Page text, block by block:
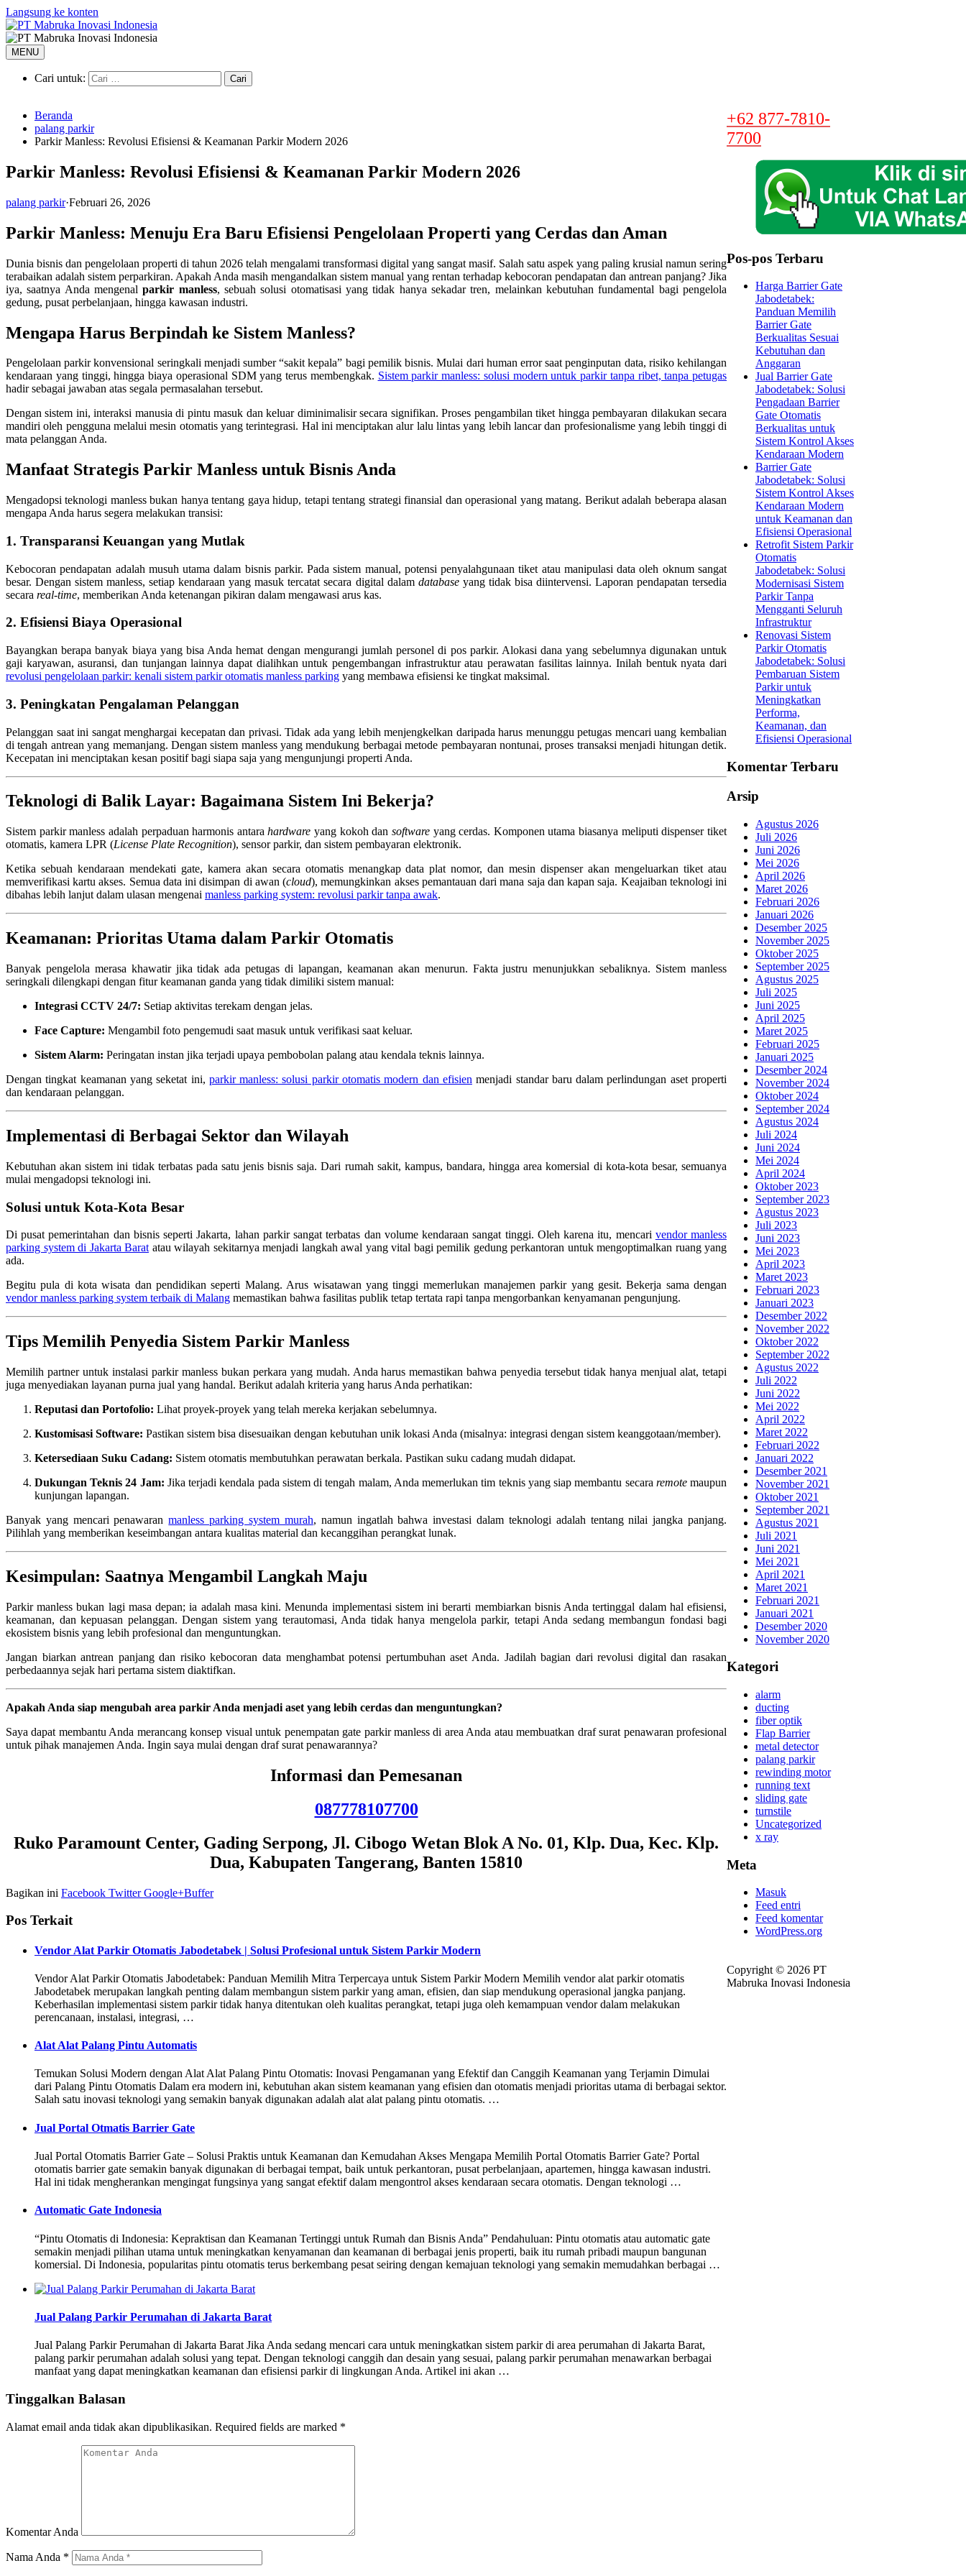
Langsung ke konten
MENU
Cari untuk:
Beranda
palang parkir
Parkir Manless: Revolusi Efisiensi & Keamanan Parkir Modern 2026
Parkir Manless: Revolusi Efisiensi & Keamanan Parkir Modern 2026
palang parkir·Februari 26, 2026
Parkir Manless: Menuju Era Baru Efisiensi Pengelolaan Properti yang Cerdas dan Aman
Dunia bisnis dan pengelolaan properti di tahun 2026 telah mengalami transformasi digital yang sangat masif. Salah satu aspek yang paling krusial namun sering
terabaikan adalah sistem perparkiran. Apakah Anda masih mengandalkan sistem manual yang rentan terhadap kebocoran pendapatan dan antrean panjang? Jika
iya, saatnya Anda mengenalparkir manless, sebuah solusi otomatisasi yang tidak hanya sekadar tren, melainkan kebutuhan fundamental bagi pengelola
gedung, pusat perbelanjaan, hingga kawasan industri.
Mengapa Harus Berpindah ke Sistem Manless?
Pengelolaan parkir konvensional seringkali menjadi sumber “sakit kepala” bagi pemilik bisnis. Mulai dari human error saat penginputan data, risiko kehilangan
kendaraan yang tinggi, hingga biaya operasional SDM yang terus membengkak. Sistem parkir manless: solusi modern untuk parkir tanpa ribet, tanpa petugas
hadir sebagai jawaban atas segala permasalahan tersebut.
Dengan sistem ini, interaksi manusia di pintu masuk dan keluar diminimalisir secara signifikan. Proses pengambilan tiket hingga pembayaran dilakukan secara
mandiri oleh pengguna melalui mesin otomatis yang terintegrasi. Hal ini menciptakan alur lalu lintas yang lebih lancar dan profesionalisme yang lebih tinggi di
mata pelanggan Anda.
Manfaat Strategis Parkir Manless untuk Bisnis Anda
Mengadopsi teknologi manless bukan hanya tentang gaya hidup, tetapi tentang strategi finansial dan operasional yang matang. Berikut adalah beberapa alasan
mengapa Anda harus segera melakukan transisi:
1. Transparansi Keuangan yang Mutlak
Kebocoran pendapatan adalah musuh utama dalam bisnis parkir. Pada sistem manual, potensi penyalahgunaan tiket atau manipulasi data oleh oknum sangat
besar. Dengan sistem manless, setiap kendaraan yang masuk tercatat secara digital dalam databaseyang tidak bisa diintervensi. Laporan pendapatan tersedia
secara real-time, memberikan Anda ketenangan pikiran dalam mengawasi arus kas.
2. Efisiensi Biaya Operasional
Bayangkan berapa banyak biaya yang bisa Anda hemat dengan mengurangi jumlah personel di pos parkir. Alokasi dana yang sebelumnya digunakan untuk
gaji karyawan, asuransi, dan tunjangan lainnya dapat dialihkan untuk pengembangan infrastruktur atau perawatan fasilitas lainnya. Inilah bentuk nyata dari
revolusi pengelolaan parkir: kenali sistem parkir otomatis manless parking yang membawa efisiensi ke tingkat maksimal.
3. Peningkatan Pengalaman Pelanggan
Pelanggan saat ini sangat menghargai kecepatan dan privasi. Tidak ada yang lebih menjengkelkan daripada harus menunggu petugas mencari uang kembalian
di tengah antrean yang memanjang. Dengan sistem manless yang mendukung berbagai metode pembayaran nontunai, proses transaksi menjadi hitungan detik.
Kecepatan ini menciptakan kesan positif bagi siapa saja yang mengunjungi properti Anda.
Teknologi di Balik Layar: Bagaimana Sistem Ini Bekerja?
Sistem parkir manless adalah perpaduan harmonis antarahardware yang kokoh dan softwareyang cerdas. Komponen utama biasanya meliputi dispenser tiket
otomatis, kamera LPR (License Plate Recognition), sensor parkir, dan sistem pembayaran elektronik.
Ketika sebuah kendaraan mendekati gate, kamera akan secara otomatis menangkap data plat nomor, dan mesin dispenser akan mengeluarkan tiket atau
memverifikasi kartu akses. Semua data ini disimpan di awan (cloud), memungkinkan akses pemantauan dari mana saja dan kapan saja. Keajaiban teknologi ini
dibahas lebih lanjut dalam ulasan mengenai manless parking system: revolusi parkir tanpa awak.
Keamanan: Prioritas Utama dalam Parkir Otomatis
Banyak pengelola merasa khawatir jika tidak ada petugas di lapangan, keamanan akan menurun. Fakta justru menunjukkan sebaliknya. Sistem manless
seringkali dilengkapi dengan fitur keamanan ganda yang tidak dimiliki sistem manual:
Integrasi CCTV 24/7: Setiap aktivitas terekam dengan jelas.
Face Capture: Mengambil foto pengemudi saat masuk untuk verifikasi saat keluar.
Sistem Alarm: Peringatan instan jika terjadi upaya pembobolan palang atau kendala teknis lainnya.
Dengan tingkat keamanan yang seketat ini, parkir manless: solusi parkir otomatis modern dan efisien menjadi standar baru dalam perlindungan aset properti
dan kendaraan pelanggan.
Implementasi di Berbagai Sektor dan Wilayah
Kebutuhan akan sistem ini tidak terbatas pada satu jenis bisnis saja. Dari rumah sakit, kampus, bandara, hingga area komersial di kota-kota besar, semuanya
mulai mengadopsi teknologi ini.
Solusi untuk Kota-Kota Besar
Di pusat pemerintahan dan bisnis seperti Jakarta, lahan parkir sangat terbatas dan volume kendaraan sangat tinggi. Oleh karena itu, mencari vendor manless
parking system di Jakarta Baratatau wilayah sekitarnya menjadi langkah awal yang vital bagi pemilik gedung perkantoran untuk mengoptimalkan ruang yang
ada.
Begitu pula di kota wisata dan pendidikan seperti Malang. Arus wisatawan yang tinggi memerlukan manajemen parkir yang gesit. Bekerja sama dengan
vendor manless parking system terbaik di Malang memastikan bahwa fasilitas publik tetap tertata rapi tanpa mengorbankan kenyamanan pengunjung.
Tips Memilih Penyedia Sistem Parkir Manless
Memilih partner untuk instalasi parkir manless bukan perkara yang mudah. Anda harus memastikan bahwa penyedia tersebut tidak hanya menjual alat, tetapi
juga menyediakan layanan purna jual yang handal. Berikut adalah kriteria yang harus Anda perhatikan:
Reputasi dan Portofolio: Lihat proyek-proyek yang telah mereka kerjakan sebelumnya.
Kustomisasi Software: Pastikan sistem bisa disesuaikan dengan kebutuhan unik lokasi Anda (misalnya: integrasi dengan sistem keanggotaan/member).
Ketersediaan Suku Cadang: Sistem otomatis membutuhkan perawatan berkala. Pastikan suku cadang mudah didapat.
Dukungan Teknis 24 Jam: Jika terjadi kendala pada sistem di tengah malam, Anda memerlukan tim teknis yang siap membantu secara remotemaupun
kunjungan lapangan.
Banyak yang mencari penawaranmanless parking system murah, namun ingatlah bahwa investasi dalam teknologi adalah tentang nilai jangka panjang.
Pilihlah yang memberikan keseimbangan antara kualitas material dan kecanggihan perangkat lunak.
Kesimpulan: Saatnya Mengambil Langkah Maju
Parkir manless bukan lagi masa depan; ia adalah masa kini. Menunda implementasi sistem ini berarti membiarkan bisnis Anda tertinggal dalam hal efisiensi,
keamanan, dan kepuasan pelanggan. Dengan sistem yang terautomasi, Anda tidak hanya mengelola parkir, tetapi Anda sedang membangun fondasi bagi
ekosistem bisnis yang lebih profesional dan menguntungkan.
Jangan biarkan antrean panjang dan risiko kebocoran data menghambat potensi pertumbuhan aset Anda. Jadilah bagian dari revolusi digital dan rasakan
perbedaannya sejak hari pertama sistem diaktifkan.
Apakah Anda siap mengubah area parkir Anda menjadi aset yang lebih cerdas dan menguntungkan?
Saya dapat membantu Anda merancang konsep visual untuk penempatan gate parkir manless di area Anda atau membuatkan draf surat penawaran profesional
untuk pihak manajemen Anda. Ingin saya mulai dengan draf surat penawarannya?
Informasi dan Pemesanan
087778107700
Ruko Paramount Center, Gading Serpong, Jl. Cibogo Wetan Blok A No. 01, Klp. Dua, Kec. Klp.
Dua, Kabupaten Tangerang, Banten 15810
Bagikan ini Facebook TwitterGoogle+Buffer
Pos Terkait
Vendor Alat Parkir Otomatis Jabodetabek | Solusi Profesional untuk Sistem Parkir Modern
Vendor Alat Parkir Otomatis Jabodetabek: Panduan Memilih Mitra Terpercaya untuk Sistem Parkir Modern Memilih vendor alat parkir otomatis
Jabodetabek merupakan langkah penting dalam membangun sistem parkir yang aman, efisien, dan siap mendukung operasional jangka panjang.
Keberhasilan implementasi sistem parkir tidak hanya ditentukan oleh kualitas perangkat, tetapi juga oleh kemampuan vendor dalam melakukan
perencanaan, instalasi, integrasi, …
Alat Alat Palang Pintu Automatis
Temukan Solusi Modern dengan Alat Alat Palang Pintu Otomatis: Inovasi Pengamanan yang Efektif dan Canggih Keamanan yang Terjamin Dimulai
dari Palang Pintu Otomatis Dalam era modern ini, kebutuhan akan sistem keamanan yang efisien dan otomatis menjadi prioritas utama di berbagai sektor.
Salah satu inovasi teknologi yang semakin banyak digunakan adalah alat alat palang pintu otomatis. …
Jual Portal Otmatis Barrier Gate
Jual Portal Otomatis Barrier Gate – Solusi Praktis untuk Keamanan dan Kemudahan Akses Mengapa Memilih Portal Otomatis Barrier Gate? Portal
otomatis barrier gate semakin banyak digunakan di berbagai tempat, baik untuk perkantoran, pusat perbelanjaan, apartemen, hingga kawasan industri.
Hal ini tidak mengherankan mengingat fungsinya yang sangat efektif dalam mengontrol akses kendaraan secara otomatis. Dengan teknologi …
Automatic Gate Indonesia
“Pintu Otomatis di Indonesia: Kepraktisan dan Keamanan Tertinggi untuk Rumah dan Bisnis Anda” Pendahuluan: Pintu otomatis atau automatic gate
semakin menjadi pilihan utama untuk meningkatkan kenyamanan dan keamanan di berbagai jenis properti, baik itu rumah pribadi maupun bangunan
komersial. Di Indonesia, popularitas pintu otomatis terus berkembang pesat seiring dengan kemajuan teknologi yang semakin memudahkan berbagai …
Jual Palang Parkir Perumahan di Jakarta Barat
Jual Palang Parkir Perumahan di Jakarta Barat Jika Anda sedang mencari cara untuk meningkatkan sistem parkir di area perumahan di Jakarta Barat,
palang parkir perumahan adalah solusi yang tepat. Dengan teknologi canggih dan desain yang sesuai, palang parkir perumahan menawarkan berbagai
manfaat yang dapat meningkatkan keamanan dan efisiensi parkir di lingkungan Anda. Artikel ini akan …
Tinggalkan Balasan
Alamat email anda tidak akan dipublikasikan. Required fields are marked *
Komentar Anda
Nama Anda *
+62 877-7810-
7700
Pos-pos Terbaru
Harga Barrier Gate
Jabodetabek:
Panduan Memilih
Barrier Gate
Berkualitas Sesuai
Kebutuhan dan
Anggaran
Jual Barrier Gate
Jabodetabek: Solusi
Pengadaan Barrier
Gate Otomatis
Berkualitas untuk
Sistem Kontrol Akses
Kendaraan Modern
Barrier Gate
Jabodetabek: Solusi
Sistem Kontrol Akses
Kendaraan Modern
untuk Keamanan dan
Efisiensi Operasional
Retrofit Sistem Parkir
Otomatis
Jabodetabek: Solusi
Modernisasi Sistem
Parkir Tanpa
Mengganti Seluruh
Infrastruktur
Renovasi Sistem
Parkir Otomatis
Jabodetabek: Solusi
Pembaruan Sistem
Parkir untuk
Meningkatkan
Performa,
Keamanan, dan
Efisiensi Operasional
Komentar Terbaru
Arsip
Agustus 2026
Juli 2026
Juni 2026
Mei 2026
April 2026
Maret 2026
Februari 2026
Januari 2026
Desember 2025
November 2025
Oktober 2025
September 2025
Agustus 2025
Juli 2025
Juni 2025
April 2025
Maret 2025
Februari 2025
Januari 2025
Desember 2024
November 2024
Oktober 2024
September 2024
Agustus 2024
Juli 2024
Juni 2024
Mei 2024
April 2024
Oktober 2023
September 2023
Agustus 2023
Juli 2023
Juni 2023
Mei 2023
April 2023
Maret 2023
Februari 2023
Januari 2023
Desember 2022
November 2022
Oktober 2022
September 2022
Agustus 2022
Juli 2022
Juni 2022
Mei 2022
April 2022
Maret 2022
Februari 2022
Januari 2022
Desember 2021
November 2021
Oktober 2021
September 2021
Agustus 2021
Juli 2021
Juni 2021
Mei 2021
April 2021
Maret 2021
Februari 2021
Januari 2021
Desember 2020
November 2020
Kategori
alarm
ducting
fiber optik
Flap Barrier
metal detector
palang parkir
rewinding motor
running text
sliding gate
turnstile
Uncategorized
x ray
Meta
Masuk
Feed entri
Feed komentar
WordPress.org
Copyright © 2026 PT
Mabruka Inovasi Indonesia